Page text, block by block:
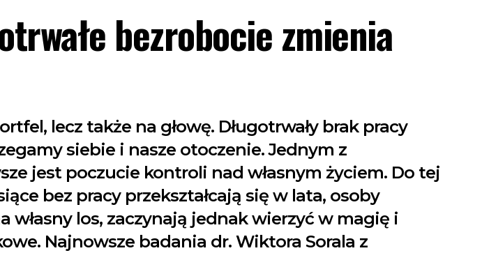
bezrobocie zmienia
lecz także na głowę. Długotrwały brak pracy
siebie i nasze otoczenie. Jednym z
jest poczucie kontroli nad własnym życiem. Do tej
bez pracy przekształcają się w lata, osoby
los, zaczynają jednak wierzyć w magię i
Najnowsze badania dr. Wiktora Sorala z